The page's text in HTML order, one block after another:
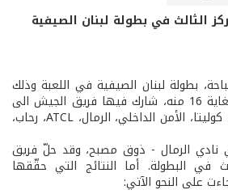
الثالث في بطولة لبنان الصيفية
بطولة لبنان الصيفية في اللعبة وذلك
اعتباراً من 13/9/2010 ولغاية 16 منه، شارك فيها فريق الجيش الى
جانب تسعة فرق: الجزيرة، كوليتا، الأمن الداخلي، الرمال، ATCL، رحاب،
نادي الرمال - ذوق مصبح، وقد حلّ فريق
في البطولة. أما النتائج التي حقّقها
على النحو الآتي: